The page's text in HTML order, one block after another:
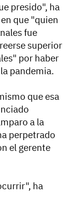
presido", ha
que "quien
fue
superior
por haber
pandemia.
que esa
a la
perpetrado
el gerente
ha